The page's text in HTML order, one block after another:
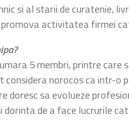
si al starii de curatenie,
promova activitatea firmei
5 membri, printre
considera norocos ca intr-
doresc sa evolueze
de a face lucrurile